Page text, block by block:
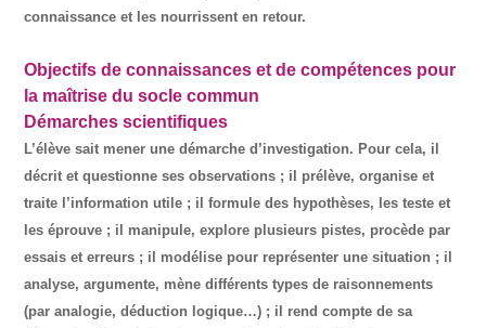
connaissance et les nourrissent en retour.
Objectifs de connaissances et de compétences pour
la maîtrise du socle commun
Démarches scientifiques
L’élève sait mener une démarche d’investigation. Pour cela, il
décrit et questionne ses observations ; il prélève, organise et
traite l’information utile ; il formule des hypothèses, les teste et
les éprouve ; il manipule, explore plusieurs pistes, procède par
essais et erreurs ; il modélise pour représenter une situation ; il
analyse, argumente, mène différents types de raisonnements
(par analogie, déduction logique…) ; il rend compte de sa